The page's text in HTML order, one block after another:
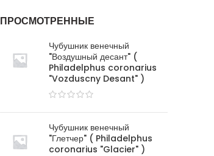
ПРОСМОТРЕННЫЕ
Чубушник венечный
"Воздушный десант" (
Philadelphus coronarius
"Vozduscny Desant" )
Чубушник венечный
"Глетчер" ( Philadelphus
coronarius "Glacier" )